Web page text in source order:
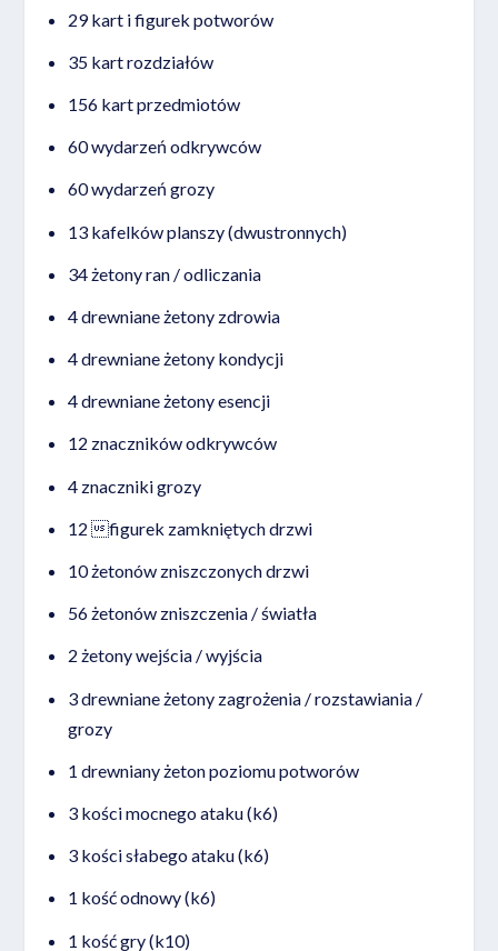
29 kart i figurek potworów
35 kart rozdziałów
156 kart przedmiotów
60 wydarzeń odkrywców
60 wydarzeń grozy
13 kafelków planszy (dwustronnych)
34 żetony ran / odliczania
4 drewniane żetony zdrowia
4 drewniane żetony kondycji
4 drewniane żetony esencji
12 znaczników odkrywców
4 znaczniki grozy
12 figurek zamkniętych drzwi
10 żetonów zniszczonych drzwi
56 żetonów zniszczenia / światła
2 żetony wejścia / wyjścia
3 drewniane żetony zagrożenia / rozstawiania /
grozy
1 drewniany żeton poziomu potworów
3 kości mocnego ataku (k6)
3 kości słabego ataku (k6)
1 kość odnowy (k6)
1 kość gry (k10)